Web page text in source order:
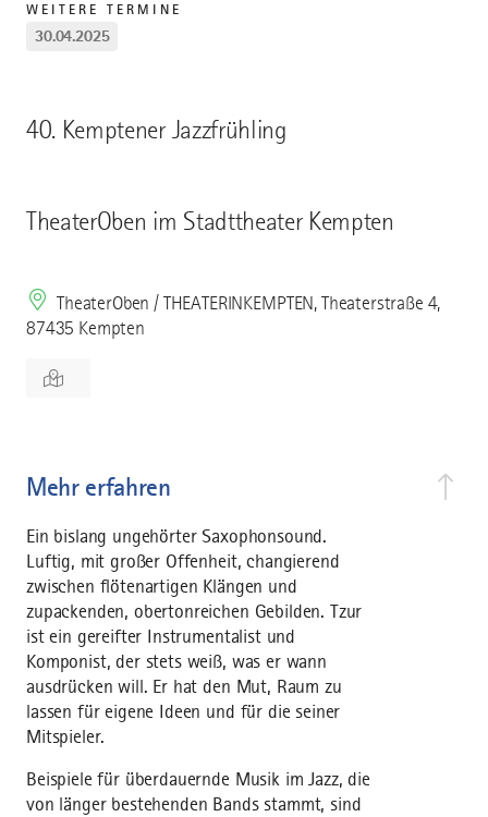
40. Kemptener Jazzfrühling
TheaterOben im Stadttheater Kempten
TheaterOben / THEATERINKEMPTEN, Theaterstraße 4,
87435 Kempten
Mehr erfahren
Ein bislang ungehörter Saxophonsound.
Luftig, mit großer Offenheit, changierend
zwischen flötenartigen Klängen und
zupackenden, obertonreichen Gebilden. Tzur
ist ein gereifter Instrumentalist und
Komponist, der stets weiß, was er wann
ausdrücken will. Er hat den Mut, Raum zu
lassen für eigene Ideen und für die seiner
Mitspieler.
Beispiele für überdauernde Musik im Jazz, die
von länger bestehenden Bands stammt, sind
WEITERE TERMINE
30.04.2025